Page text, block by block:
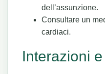
dell’assunzione.
Consultare un
cardiaci.
Interazioni